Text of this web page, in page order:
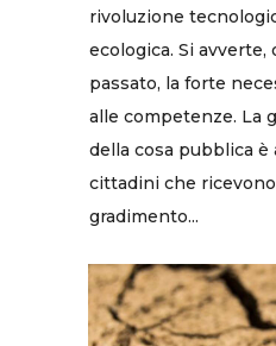
rivoluzione
ecologica. Si avverte,
passato, la forte
alle competenze. La
della cosa pubblica è
cittadini che
gradimento...